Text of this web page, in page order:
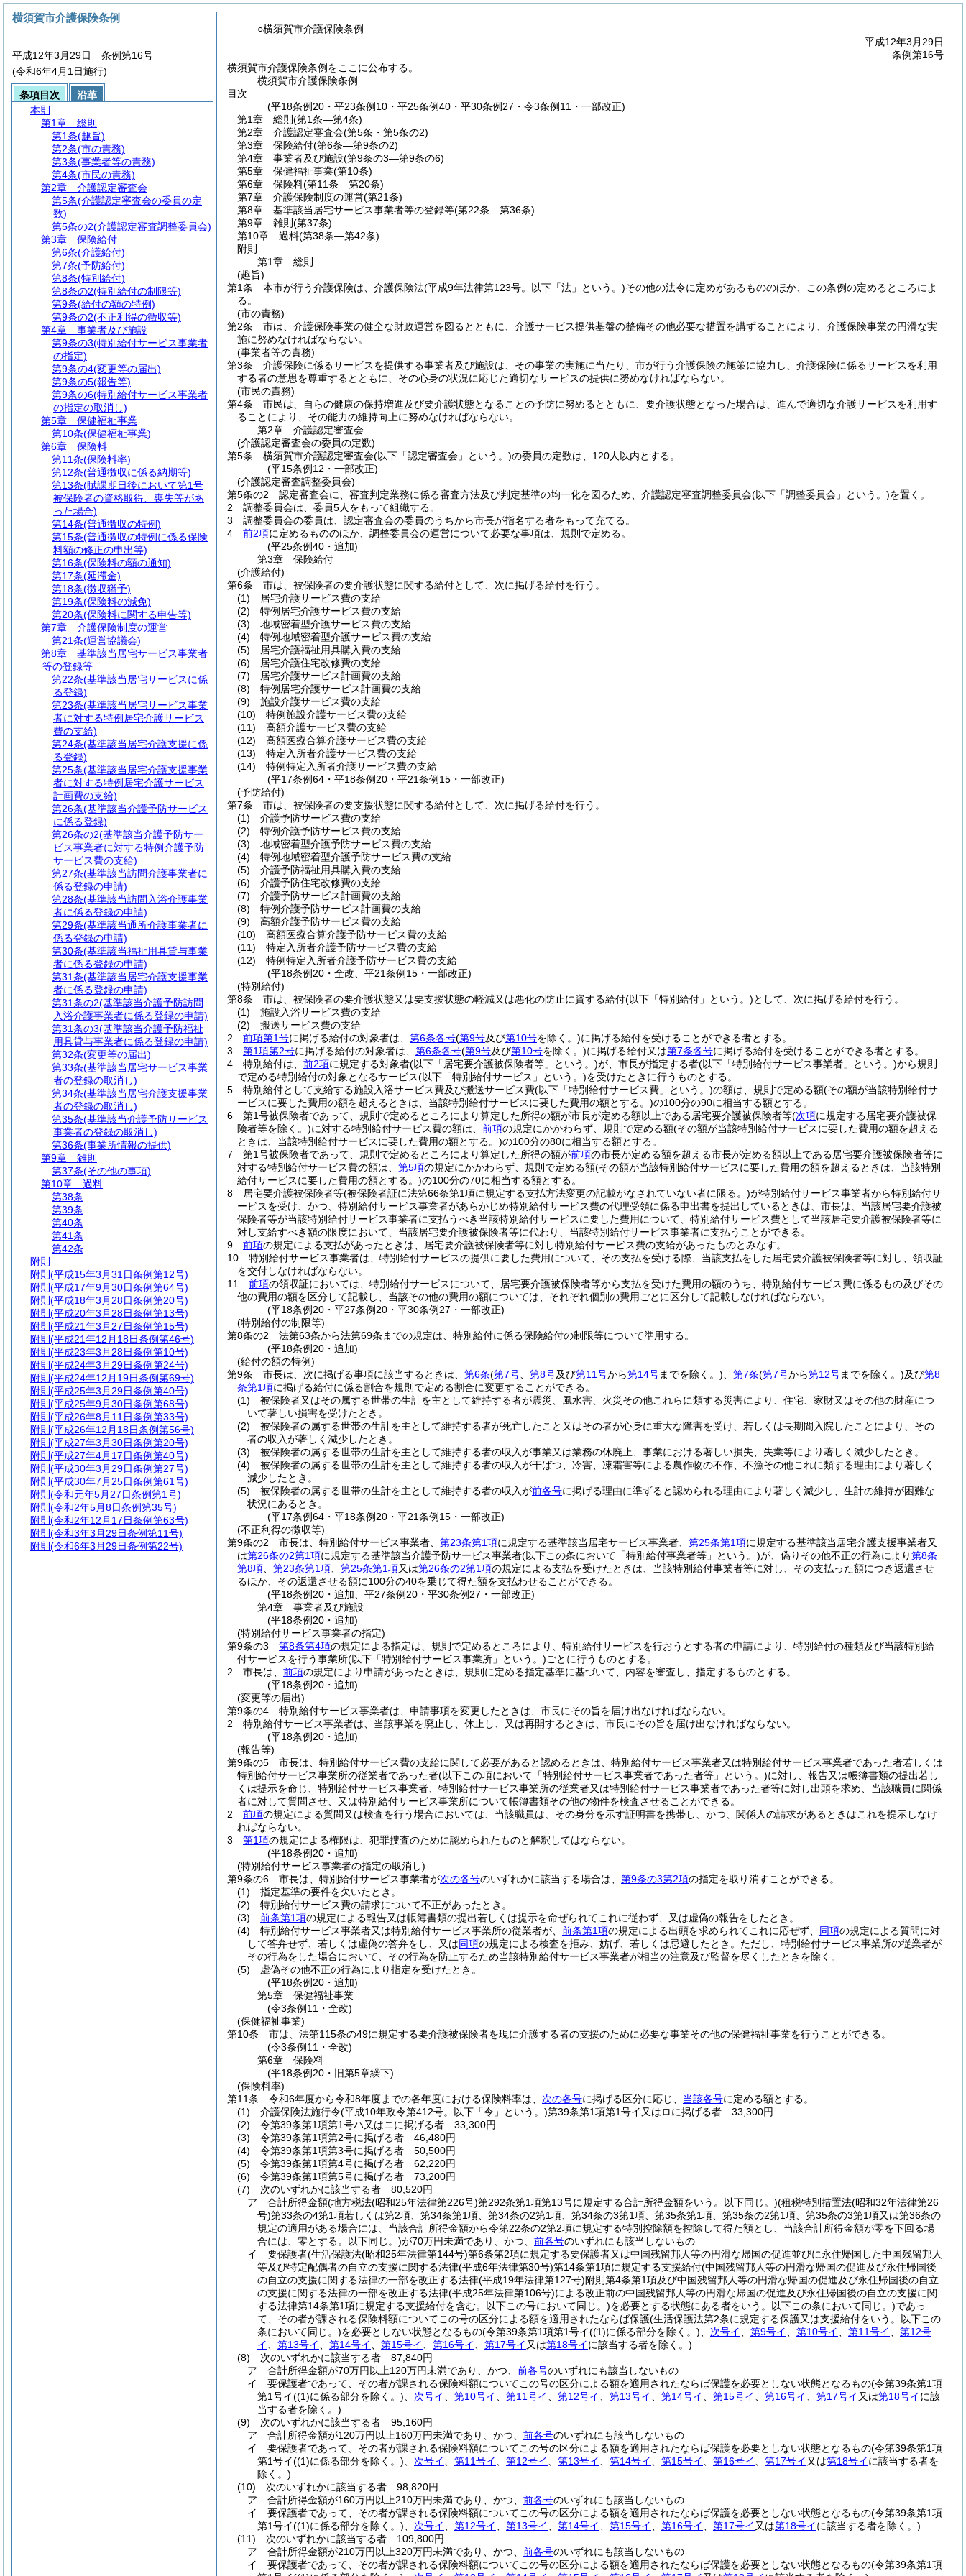
○横須賀市介護保険条例
平成12年3月29日
条例第16号
横須賀市介護保険条例をここに公布する。
横須賀市介護保険条例
目次
(平18条例20・平23条例10・平25条例40・平30条例27・令3条例11・一部改正)
第1章
総則 (第1条―第4条)
第2章
介護認定審査会(第5条・第5条の2)
第3章
保険給付(第6条―第9条の2)
第4章
事業者及び施設(第9条の3―第9条の6)
第5章
保健福祉事業(第10条)
第6章
保険料(第11条―第20条)
第7章
介護保険制度の運営(第21条)
第8章
基準該当居宅サービス事業者等の登録等(第22条―第36条)
第9章
雑則 (第37条)
第10章
過料(第38条―第42条)
附則
第1章
総則
(趣旨)
第1条
本市が行う介護保険は、介護保険法(平成9年法律第123号。以下「法」という。)その他の法令に定めがあるもののほか、この条例の定めるところによ
る。
(市の責務)
第2条
市は、介護保険事業の健全な財政運営を図るとともに、介護サービス提供基盤の整備その他必要な措置を講ずることにより、介護保険事業の円滑な実
施に努めなければならない。
(事業者等の責務)
第3条
介護保険に係るサービスを提供する事業者及び施設は、その事業の実施に当たり、市が行う介護保険の施策に協力し、介護保険に係るサービスを利用
する者の意思を尊重するとともに、その心身の状況に応じた適切なサービスの提供に努めなければならない。
(市民の責務)
第4条
市民は、自らの健康の保持増進及び要介護状態となることの予防に努めるとともに、要介護状態となった場合は、進んで適切な介護サービスを利用す
ることにより、その能力の維持向上に努めなければならない。
第2章
介護認定審査会
(介護認定審査会の委員の定数)
第5条
横須賀市介護認定審査会(以下「認定審査会」という。)の委員の定数は、120人以内とする。
(平15条例12・一部改正)
(介護認定審査調整委員会)
第5条の2
認定審査会に、審査判定業務に係る審査方法及び判定基準の均一化を図るため、介護認定審査調整委員会(以下「調整委員会」という。)を置く。
2
調整委員会は、委員5人をもって組織する。
3
調整委員会の委員は、認定審査会の委員のうちから市長が指名する者をもって充てる。
4
前2項に定めるもののほか、調整委員会の運営について必要な事項は、規則で定める。
(平25条例40・追加)
第3章
保険給付
(介護給付)
第6条
市は、被保険者の要介護状態に関する給付として、次に掲げる給付を行う。
(1)
居宅介護サービス費の支給
(2)
特例居宅介護サービス費の支給
(3)
地域密着型介護サービス費の支給
(4)
特例地域密着型介護サービス費の支給
(5)
居宅介護福祉用具購入費の支給
(6)
居宅介護住宅改修費の支給
(7)
居宅介護サービス計画費の支給
(8)
特例居宅介護サービス計画費の支給
(9)
施設介護サービス費の支給
(10)
特例施設介護サービス費の支給
(11)
高額介護サービス費の支給
(12)
高額医療合算介護サービス費の支給
(13)
特定入所者介護サービス費の支給
(14)
特例特定入所者介護サービス費の支給
(平17条例64・平18条例20・平21条例15・一部改正)
(予防給付)
第7条
市は、被保険者の要支援状態に関する給付として、次に掲げる給付を行う。
(1)
介護予防サービス費の支給
(2)
特例介護予防サービス費の支給
(3)
地域密着型介護予防サービス費の支給
(4)
特例地域密着型介護予防サービス費の支給
(5)
介護予防福祉用具購入費の支給
(6)
介護予防住宅改修費の支給
(7)
介護予防サービス計画費の支給
(8)
特例介護予防サービス計画費の支給
(9)
高額介護予防サービス費の支給
(10)
高額医療合算介護予防サービス費の支給
(11)
特定入所者介護予防サービス費の支給
(12)
特例特定入所者介護予防サービス費の支給
(平18条例20・全改、平21条例15・一部改正)
(特別給付)
第8条
市は、被保険者の要介護状態又は要支援状態の軽減又は悪化の防止に資する給付(以下「特別給付」という。)として、次に掲げる給付を行う。
(1)
施設入浴サービス費の支給
(2)
搬送サービス費の支給
2
前項第1号に掲げる給付の対象者は、 第6条各号(第9号及び第10号を除く。)に掲げる給付を受けることができる者とする。
3
第1項第2号に掲げる給付の対象者は、 第6条各号(第9号及び第10号を除く。)に掲げる給付又は第7条各号に掲げる給付を受けることができる者とする。
4
特別給付は、 前2項に規定する対象者(以下「居宅要介護被保険者等」という。)が、市長が指定する者(以下「特別給付サービス事業者」という。)から規則
で定める特別給付の対象となるサービス(以下「特別給付サービス」という。)を受けたときに行うものとする。
5
特別給付として支給する施設入浴サービス費及び搬送サービス費(以下「特別給付サービス費」という。)の額は、規則で定める額(その額が当該特別給付サ
ービスに要した費用の額を超えるときは、当該特別給付サービスに要した費用の額とする。)の100分の90に相当する額とする。
6
第1号被保険者であって、規則で定めるところにより算定した所得の額が市長が定める額以上である居宅要介護被保険者等(次項に規定する居宅要介護被保
険者等を除く。)に対する特別給付サービス費の額は、 前項の規定にかかわらず、規則で定める額(その額が当該特別給付サービスに要した費用の額を超える
ときは、当該特別給付サービスに要した費用の額とする。)の100分の80に相当する額とする。
7
第1号被保険者であって、規則で定めるところにより算定した所得の額が前項の市長が定める額を超える市長が定める額以上である居宅要介護被保険者等に
対する特別給付サービス費の額は、 第5項の規定にかかわらず、規則で定める額(その額が当該特別給付サービスに要した費用の額を超えるときは、当該特別
給付サービスに要した費用の額とする。)の100分の70に相当する額とする。
8
居宅要介護被保険者等(被保険者証に法第66条第1項に規定する支払方法変更の記載がなされていない者に限る。)が特別給付サービス事業者から特別給付サ
ービスを受け、かつ、特別給付サービス事業者があらかじめ特別給付サービス費の代理受領に係る申出書を提出しているときは、市長は、当該居宅要介護被
保険者等が当該特別給付サービス事業者に支払うべき当該特別給付サービスに要した費用について、特別給付サービス費として当該居宅要介護被保険者等に
対し支給すべき額の限度において、当該居宅要介護被保険者等に代わり、当該特別給付サービス事業者に支払うことができる。
9
前項の規定による支払があったときは、居宅要介護被保険者等に対し特別給付サービス費の支給があったものとみなす。
10
特別給付サービス事業者は、特別給付サービスの提供に要した費用について、その支払を受ける際、当該支払をした居宅要介護被保険者等に対し、領収証
を交付しなければならない。
11
前項の領収証においては、特別給付サービスについて、居宅要介護被保険者等から支払を受けた費用の額のうち、特別給付サービス費に係るもの及びその
他の費用の額を区分して記載し、当該その他の費用の額については、それぞれ個別の費用ごとに区分して記載しなければならない。
(平18条例20・平27条例20・平30条例27・一部改正)
(特別給付の制限等)
第8条の2
法第63条から法第69条までの規定は、特別給付に係る保険給付の制限等について準用する。
(平18条例20・追加)
(給付の額の特例)
第9条
市長は、次に掲げる事項に該当するときは、 第6条(第7号 第8号及び第11号から第14号までを除く。) 第7条(第7号から第12号までを除く。)及び第8
条第1項に掲げる給付に係る割合を規則で定める割合に変更することができる。
(1)
被保険者又はその属する世帯の生計を主として維持する者が震災、風水害、火災その他これらに類する災害により、住宅、家財又はその他の財産につ
いて著しい損害を受けたとき。
(2)
被保険者の属する世帯の生計を主として維持する者が死亡したこと又はその者が心身に重大な障害を受け、若しくは長期間入院したことにより、その
者の収入が著しく減少したとき。
(3)
被保険者の属する世帯の生計を主として維持する者の収入が事業又は業務の休廃止、事業における著しい損失、失業等により著しく減少したとき。
(4)
被保険者の属する世帯の生計を主として維持する者の収入が干ばつ、冷害、凍霜害等による農作物の不作、不漁その他これに類する理由により著しく
減少したとき。
(5)
被保険者の属する世帯の生計を主として維持する者の収入が前各号に掲げる理由に準ずると認められる理由により著しく減少し、生計の維持が困難な
状況にあるとき。
(平17条例64・平18条例20・平21条例15・一部改正)
(不正利得の徴収等)
第9条の2
市長は、特別給付サービス事業者、 第23条第1項に規定する基準該当居宅サービス事業者、 第25条第1項に規定する基準該当居宅介護支援事業者又
は第26条の2第1項に規定する基準該当介護予防サービス事業者(以下この条において「特別給付事業者等」という。)が、偽りその他不正の行為により第8条
第8項
第23条第1項 第25条第1項又は第26条の2第1項の規定による支払を受けたときは、当該特別給付事業者等に対し、その支払った額につき返還させ
るほか、その返還させる額に100分の40を乗じて得た額を支払わせることができる。
(平18条例20・追加、平27条例20・平30条例27・一部改正)
第4章
事業者及び施設
(平18条例20・追加)
(特別給付サービス事業者の指定)
第9条の3
第8条第4項の規定による指定は、規則で定めるところにより、特別給付サービスを行おうとする者の申請により、特別給付の種類及び当該特別給
付サービスを行う事業所(以下「特別給付サービス事業所」という。)ごとに行うものとする。
2
市長は、 前項の規定により申請があったときは、規則に定める指定基準に基づいて、内容を審査し、指定するものとする。
(平18条例20・追加)
(変更等の届出)
第9条の4
特別給付サービス事業者は、申請事項を変更したときは、市長にその旨を届け出なければならない。
2
特別給付サービス事業者は、当該事業を廃止し、休止し、又は再開するときは、市長にその旨を届け出なければならない。
(平18条例20・追加)
(報告等)
第9条の5
市長は、特別給付サービス費の支給に関して必要があると認めるときは、特別給付サービス事業者又は特別給付サービス事業者であった者若しくは
特別給付サービス事業所の従業者であった者(以下この項において「特別給付サービス事業者であった者等」という。)に対し、報告又は帳簿書類の提出若し
くは提示を命じ、特別給付サービス事業者、特別給付サービス事業所の従業者又は特別給付サービス事業者であった者等に対し出頭を求め、当該職員に関係
者に対して質問させ、又は特別給付サービス事業所について帳簿書類その他の物件を検査させることができる。
2
前項の規定による質問又は検査を行う場合においては、当該職員は、その身分を示す証明書を携帯し、かつ、関係人の請求があるときはこれを提示しなけ
ればならない。
3
第1項の規定による権限は、犯罪捜査のために認められたものと解釈してはならない。
(平18条例20・追加)
(特別給付サービス事業者の指定の取消し)
第9条の6
市長は、特別給付サービス事業者が次の各号のいずれかに該当する場合は、 第9条の3第2項の指定を取り消すことができる。
(1)
指定基準の要件を欠いたとき。
(2)
特別給付サービス費の請求について不正があったとき。
(3)
前条第1項の規定による報告又は帳簿書類の提出若しくは提示を命ぜられてこれに従わず、又は虚偽の報告をしたとき。
(4)
特別給付サービス事業者又は特別給付サービス事業所の従業者が、 前条第1項の規定による出頭を求められてこれに応ぜず、 同項の規定による質問に対
して答弁せず、若しくは虚偽の答弁をし、又は同項の規定による検査を拒み、妨げ、若しくは忌避したとき。 ただし、特別給付サービス事業所の従業者が
その行為をした場合において、その行為を防止するため当該特別給付サービス事業者が相当の注意及び監督を尽くしたときを除く。
(5)
虚偽その他不正の行為により指定を受けたとき。
(平18条例20・追加)
第5章
保健福祉事業
(令3条例11・全改)
(保健福祉事業)
第10条
市は、法第115条の49に規定する要介護被保険者を現に介護する者の支援のために必要な事業その他の保健福祉事業を行うことができる。
(令3条例11・全改)
第6章
保険料
(平18条例20・旧第5章繰下)
(保険料率)
第11条
令和6年度から令和8年度までの各年度における保険料率は、 次の各号に掲げる区分に応じ、 当該各号に定める額とする。
(1)
介護保険法施行令(平成10年政令第412号。以下「令」という。)第39条第1項第1号イ又はロに掲げる者 33,300円
(2)
令第39条第1項第1号ハ又はニに掲げる者 33,300円
(3)
令第39条第1項第2号に掲げる者 46,480円
(4)
令第39条第1項第3号に掲げる者 50,500円
(5)
令第39条第1項第4号に掲げる者 62,220円
(6)
令第39条第1項第5号に掲げる者 73,200円
(7)
次のいずれかに該当する者 80,520円
ア
合計所得金額(地方税法(昭和25年法律第226号)第292条第1項第13号に規定する合計所得金額をいう。以下同じ。)(租税特別措置法(昭和32年法律第26
号)第33条の4第1項若しくは第2項、第34条第1項、第34条の2第1項、第34条の3第1項、第35条第1項、第35条の2第1項、第35条の3第1項又は第36条の
規定の適用がある場合には、当該合計所得金額から令第22条の2第2項に規定する特別控除額を控除して得た額とし、当該合計所得金額が零を下回る場
合には、零とする。以下同じ。)が70万円未満であり、かつ、 前各号のいずれにも該当しないもの
イ
要保護者(生活保護法(昭和25年法律第144号)第6条第2項に規定する要保護者又は中国残留邦人等の円滑な帰国の促進並びに永住帰国した中国残留邦人
等及び特定配偶者の自立の支援に関する法律(平成6年法律第30号)第14条第1項に規定する支援給付(中国残留邦人等の円滑な帰国の促進及び永住帰国後
の自立の支援に関する法律の一部を改正する法律(平成19年法律第127号)附則第4条第1項及び中国残留邦人等の円滑な帰国の促進及び永住帰国後の自立
の支援に関する法律の一部を改正する法律(平成25年法律第106号)による改正前の中国残留邦人等の円滑な帰国の促進及び永住帰国後の自立の支援に関
する法律第14条第1項に規定する支援給付を含む。以下この号において同じ。)を必要とする状態にある者をいう。以下この条において同じ。)であっ
て、その者が課される保険料額についてこの号の区分による額を適用されたならば保護(生活保護法第2条に規定する保護又は支援給付をいう。以下この
条において同じ。)を必要としない状態となるもの(令第39条第1項第1号イ((1)に係る部分を除く。) 次号イ 第9号イ 第10号イ 第11号イ
第12号
イ
第13号イ 第14号イ 第15号イ 第16号イ 第17号イ 又は第18号イに該当する者を除く。)
(8)
次のいずれかに該当する者 87,840円
ア
合計所得金額が70万円以上120万円未満であり、かつ、 前各号のいずれにも該当しないもの
イ
要保護者であって、その者が課される保険料額についてこの号の区分による額を適用されたならば保護を必要としない状態となるもの(令第39条第1項
第1号イ((1)に係る部分を除く。) 次号イ 第10号イ 第11号イ 第12号イ 第13号イ 第14号イ 第15号イ 第16号イ 第17号イ 又は第18号イに該
当する者を除く。)
(9)
次のいずれかに該当する者 95,160円
ア
合計所得金額が120万円以上160万円未満であり、かつ、 前各号のいずれにも該当しないもの
イ
要保護者であって、その者が課される保険料額についてこの号の区分による額を適用されたならば保護を必要としない状態となるもの(令第39条第1項
第1号イ((1)に係る部分を除く。) 次号イ 第11号イ 第12号イ 第13号イ 第14号イ 第15号イ 第16号イ 第17号イ 又は第18号イに該当する者を
除く。)
(10)
次のいずれかに該当する者 98,820円
ア
合計所得金額が160万円以上210万円未満であり、かつ、 前各号のいずれにも該当しないもの
イ
要保護者であって、その者が課される保険料額についてこの号の区分による額を適用されたならば保護を必要としない状態となるもの(令第39条第1項
第1号イ((1)に係る部分を除く。) 次号イ 第12号イ 第13号イ 第14号イ 第15号イ 第16号イ 第17号イ 又は第18号イに該当する者を除く。)
(11)
次のいずれかに該当する者 109,800円
ア
合計所得金額が210万円以上320万円未満であり、かつ、 前各号のいずれにも該当しないもの
イ
要保護者であって、その者が課される保険料額についてこの号の区分による額を適用されたならば保護を必要としない状態となるもの(令第39条第1項
横須賀市介護保険条例
平成12年3月29日 条例第16号
(令和6年4月1日施行)
条項目次
沿革
本則
第1章
総則
第1条(趣旨)
第2条(市の責務)
第3条(事業者等の責務)
第4条(市民の責務)
第2章
介護認定審査会
第5条(介護認定審査会の委員の定
数)
第5条の2(介護認定審査調整委員会)
第3章
保険給付
第6条(介護給付)
第7条(予防給付)
第8条(特別給付)
第8条の2(特別給付の制限等)
第9条(給付の額の特例)
第9条の2(不正利得の徴収等)
第4章
事業者及び施設
第9条の3(特別給付サービス事業者
の指定)
第9条の4(変更等の届出)
第9条の5(報告等)
第9条の6(特別給付サービス事業者
の指定の取消し)
第5章
保健福祉事業
第10条(保健福祉事業)
第6章
保険料
第11条(保険料率)
第12条(普通徴収に係る納期等)
第13条(賦課期日後において第1号
被保険者の資格取得、喪失等があ
った場合)
第14条(普通徴収の特例)
第15条(普通徴収の特例に係る保険
料額の修正の申出等)
第16条(保険料の額の通知)
第17条(延滞金)
第18条(徴収猶予)
第19条(保険料の減免)
第20条(保険料に関する申告等)
第7章
介護保険制度の運営
第21条(運営協議会)
第8章
基準該当居宅サービス事業者
等の登録等
第22条(基準該当居宅サービスに係
る登録)
第23条(基準該当居宅サービス事業
者に対する特例居宅介護サービス
費の支給)
第24条(基準該当居宅介護支援に係
る登録)
第25条(基準該当居宅介護支援事業
者に対する特例居宅介護サービス
計画費の支給)
第26条(基準該当介護予防サービス
に係る登録)
第26条の2(基準該当介護予防サー
ビス事業者に対する特例介護予防
サービス費の支給)
第27条(基準該当訪問介護事業者に
係る登録の申請)
第28条(基準該当訪問入浴介護事業
者に係る登録の申請)
第29条(基準該当通所介護事業者に
係る登録の申請)
第30条(基準該当福祉用具貸与事業
者に係る登録の申請)
第31条(基準該当居宅介護支援事業
者に係る登録の申請)
第31条の2(基準該当介護予防訪問
入浴介護事業者に係る登録の申請)
第31条の3(基準該当介護予防福祉
用具貸与事業者に係る登録の申請)
第32条(変更等の届出)
第33条(基準該当居宅サービス事業
者の登録の取消し)
第34条(基準該当居宅介護支援事業
者の登録の取消し)
第35条(基準該当介護予防サービス
事業者の登録の取消し)
第36条(事業所情報の提供)
第9章
雑則
第37条(その他の事項)
第10章
過料
第38条
第39条
第40条
第41条
第42条
附則
附則 (平成15年3月31日条例第12号)
附則 (平成17年9月30日条例第64号)
附則 (平成18年3月28日条例第20号)
附則 (平成20年3月28日条例第13号)
附則 (平成21年3月27日条例第15号)
附則 (平成21年12月18日条例第46号)
附則 (平成23年3月28日条例第10号)
附則 (平成24年3月29日条例第24号)
附則 (平成24年12月19日条例第69号)
附則 (平成25年3月29日条例第40号)
附則 (平成25年9月30日条例第68号)
附則 (平成26年8月11日条例第33号)
附則 (平成26年12月18日条例第56号)
附則 (平成27年3月30日条例第20号)
附則 (平成27年4月17日条例第40号)
附則 (平成30年3月29日条例第27号)
附則 (平成30年7月25日条例第61号)
附則 (令和元年5月27日条例第1号)
附則 (令和2年5月8日条例第35号)
附則 (令和2年12月17日条例第63号)
附則 (令和3年3月29日条例第11号)
附則 (令和6年3月29日条例第22号)